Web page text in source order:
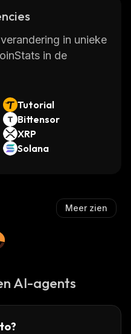
in unieke
in de
Tutorial
Bittensor
XRP
Solana
Meer zien
AI-agents